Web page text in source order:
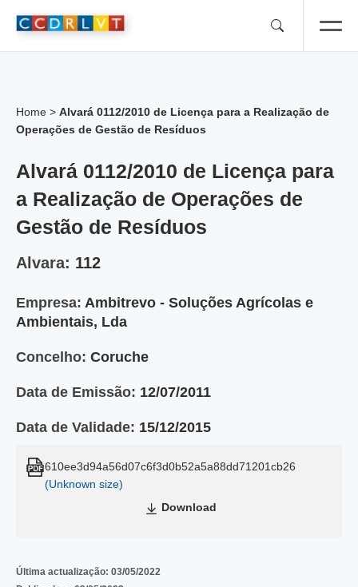
Home > Alvará 0112/2010 de Licença para a Realização de
Operações de Gestão de Resíduos
Alvará 0112/2010 de Licença para
a Realização de Operações de
Gestão de Resíduos
Alvara: 112
Empresa: Ambitrevo - Soluções Agrícolas e
Ambientais, Lda
Concelho: Coruche
Data de Emissão: 12/07/2011
Data de Validade: 15/12/2015
610ee3d94a56d07c6f3d0b52a5a88dd71201cb26
(Unknown size)
Download
Última actualização: 03/05/2022